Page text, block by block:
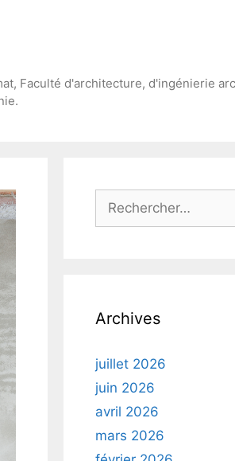
Faculté d'architecture, d'ingénierie
Rechercher :
Archives
juillet 2026
juin 2026
avril 2026
mars 2026